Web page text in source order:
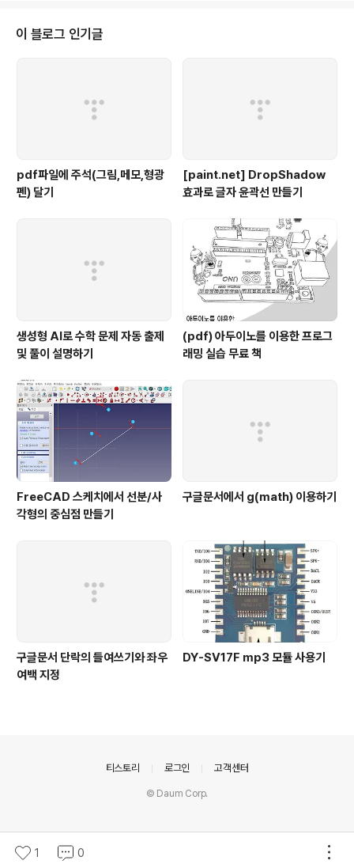
길 때 참조가 넘어가므로 그것을 받아서 조작하면 원래의 테이블값도 바뀌게 된
다. ┏━━━━━━━━━━━━━━━━━━━━━━━━━━━
이 블로그 인기글
pdf파일에 주석(그림,메모,형광
펜) 달기
[paint.net] DropShadow
효과로 글자 윤곽선 만들기
생성형 AI로 수학 문제 자동 출제
및 풀이 설명하기
(pdf) 아두이노를 이용한 프로그
래밍 실습 무료 책
FreeCAD 스케치에서 선분/사
각형의 중심점 만들기
구글문서에서 g(math) 이용하기
구글문서 단락의 들여쓰기와 좌우
여백 지정
DY-SV17F mp3 모듈 사용기
1 0
티스토리 로그인 고객센터
© Daum Corp.